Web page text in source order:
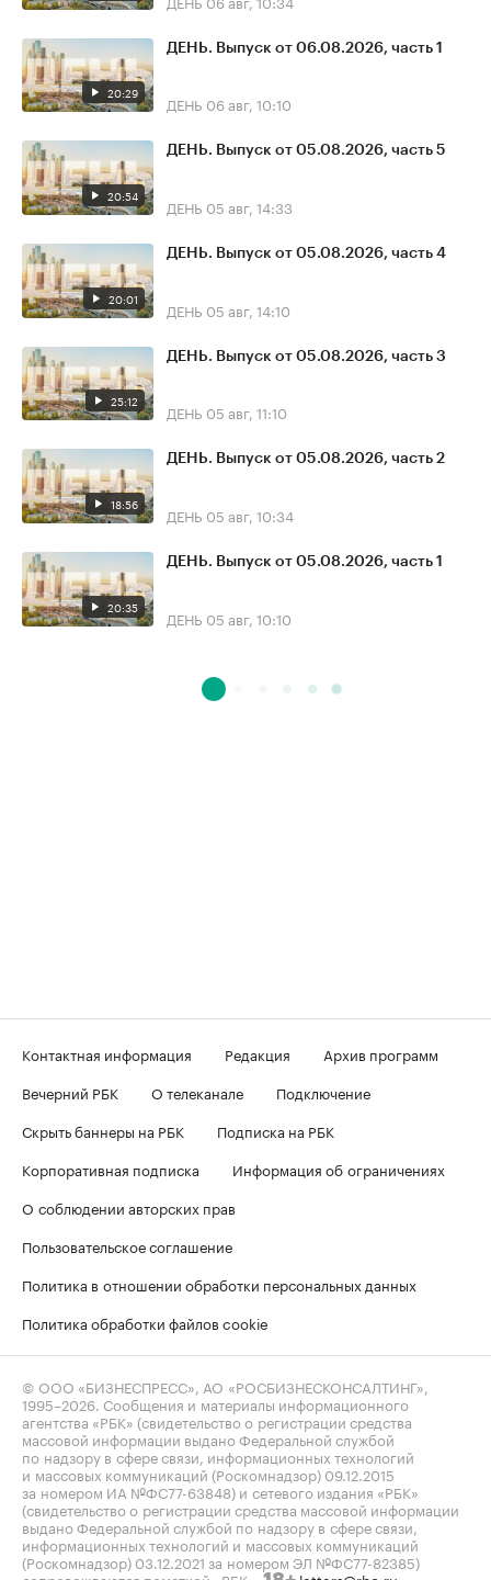
20:29
ДЕНЬ. Выпуск от 06.08.2026, часть 1
ДЕНЬ 06 авг, 10:10
20:54
ДЕНЬ. Выпуск от 05.08.2026, часть 5
ДЕНЬ 05 авг, 14:33
20:01
ДЕНЬ. Выпуск от 05.08.2026, часть 4
ДЕНЬ 05 авг, 14:10
25:12
ДЕНЬ. Выпуск от 05.08.2026, часть 3
ДЕНЬ 05 авг, 11:10
18:56
ДЕНЬ. Выпуск от 05.08.2026, часть 2
ДЕНЬ 05 авг, 10:34
20:35
ДЕНЬ. Выпуск от 05.08.2026, часть 1
ДЕНЬ 05 авг, 10:10
Контактная информация Редакция
Архив программ
Вечерний РБК
О телеканале
Подключение
Скрыть баннеры на РБК
Подписка на РБК
Корпоративная подписка
Информация об ограничениях
О соблюдении авторских прав
Пользовательское соглашение
Политика в отношении обработки персональных данных
Политика обработки файлов cookie
© ООО «БИЗНЕСПРЕСС», АО «РОСБИЗНЕСКОНСАЛТИНГ»,
1995–2026 . Сообщения и материалы информационного
агентства «РБК» (свидетельство о регистрации средства
массовой информации выдано Федеральной службой
по надзору в сфере связи, информационных технологий
и массовых коммуникаций (Роскомнадзор) 09.12.2015
за номером ИА №ФС77-63848) и сетевого издания «РБК»
(свидетельство о регистрации средства массовой информации
выдано Федеральной службой по надзору в сфере связи,
информационных технологий и массовых коммуникаций
(Роскомнадзор) 03.12.2021 за номером ЭЛ №ФС77-82385)